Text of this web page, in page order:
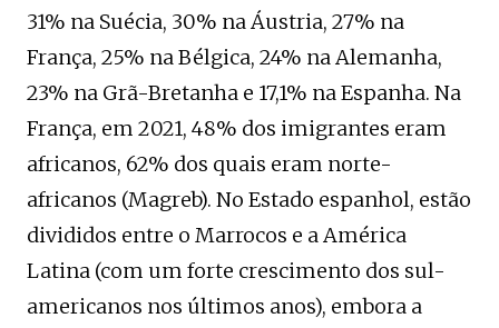
31% na Suécia, 30% na Áustria, 27% na
França, 25% na Bélgica, 24% na Alemanha,
23% na Grã-Bretanha e 17,1% na Espanha. Na
França, em 2021, 48% dos imigrantes eram
africanos, 62% dos quais eram norte-
africanos (Magreb). No Estado espanhol, estão
divididos entre o Marrocos e a América
Latina (com um forte crescimento dos sul-
americanos nos últimos anos), embora a